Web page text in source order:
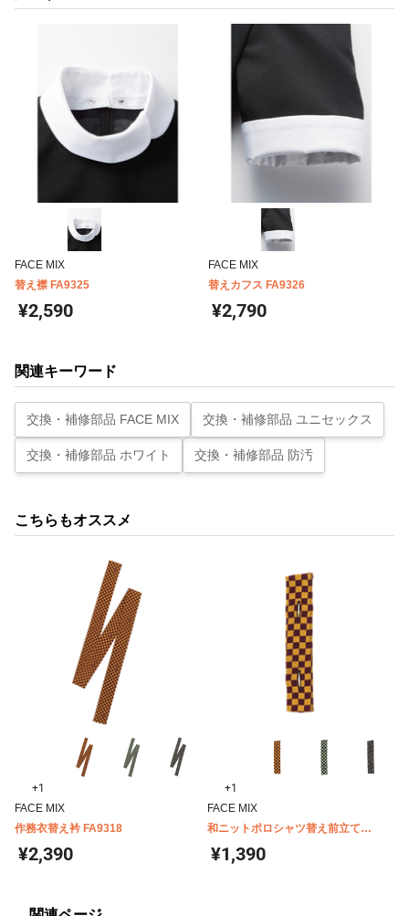
FACE MIX
替え襟 FA9325
¥2,590
FACE MIX
替えカフス FA9326
¥2,790
関連キーワード
交換・補修部品 FACE MIX 交換・補修部品 ユニセックス
交換・補修部品 ホワイト 交換・補修部品 防汚
こちらもオススメ
+1
FACE MIX
作務衣替え衿 FA9318
¥2,390
+1
FACE MIX
和ニットポロシャツ替え前立て
FA9319
¥1,390